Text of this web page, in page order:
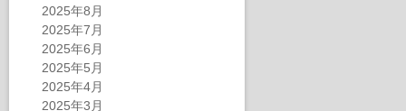
2025年8月
2025年7月
2025年6月
2025年5月
2025年4月
2025年3月